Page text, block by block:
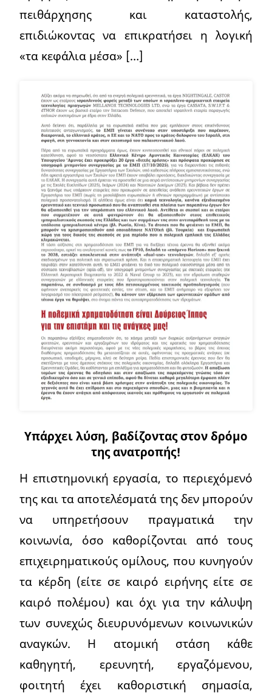
πειθάρχησης και καταστολής,
επιδιώκοντας να επικρατήσει η λογική
«τα κεφάλια μέσα» […]
Υπάρχει λύση, βαδίζοντας στον δρόμο
της ανατροπής!
Η επιστημονική εργασία, το περιεχόμενό
της και τα αποτελέσματά της δεν μπορούν
να υπηρετήσουν πραγματικά την
κοινωνία, όσο καθορίζονται από τους
επιχειρηματικούς ομίλους, που κυνηγούν
τα κέρδη (είτε σε καιρό ειρήνης είτε σε
καιρό πολέμου) και όχι για την κάλυψη
των συνεχώς διευρυνόμενων κοινωνικών
αναγκών. Η ατομική στάση κάθε
καθηγητή, ερευνητή, εργαζόμενου,
φοιτητή έχει καθοριστική σημασία,